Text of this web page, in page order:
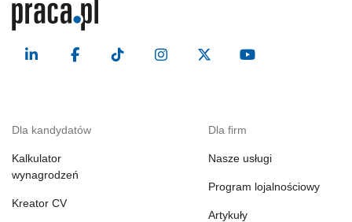
Dla kandydatów
Kalkulator
wynagrodzeń
Kreator CV
Dla firm
Nasze usługi
Program lojalnościowy
Artykuły